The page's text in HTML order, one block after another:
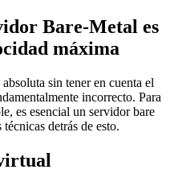
Bare-Metal es
máxima
sin tener en cuenta el
incorrecto. Para
es esencial un servidor bare
detrás de esto.